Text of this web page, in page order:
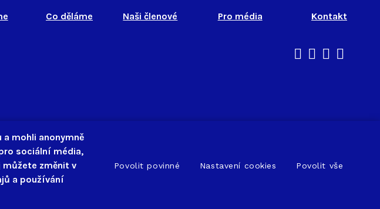
Co děláme Naši členové Pro média Kontakt
This website runs on solidpixels.
mohli anonymně
sociální média,
můžete změnit v
a používání
Povolit povinné Nastavení cookies Povolit vše